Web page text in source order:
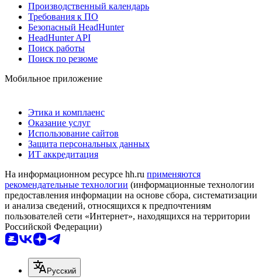
Производственный календарь
Требования к ПО
Безопасный HeadHunter
HeadHunter API
Поиск работы
Поиск по резюме
Мобильное приложение
Этика и комплаенс
Оказание услуг
Использование сайтов
Защита персональных данных
ИТ аккредитация
На информационном ресурсе hh.ru применяются
рекомендательные технологии (информационные технологии
предоставления информации на основе сбора, систематизации
и анализа сведений, относящихся к предпочтениям
пользователей сети «Интернет», находящихся на территории
Российской Федерации)
Русский